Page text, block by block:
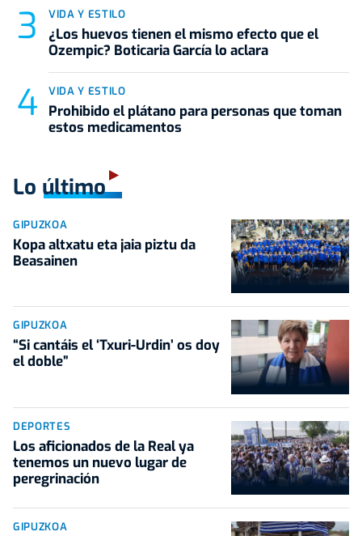
VIDA Y ESTILO
¿Los huevos tienen el mismo efecto que el
Ozempic? Boticaria García lo aclara
VIDA Y ESTILO
Prohibido el plátano para personas que toman
estos medicamentos
Lo último
GIPUZKOA
Kopa altxatu eta jaia piztu da
Beasainen
GIPUZKOA
“Si cantáis el ‘Txuri-Urdin’ os doy
el doble”
DEPORTES
Los aficionados de la Real ya
tenemos un nuevo lugar de
peregrinación
GIPUZKOA